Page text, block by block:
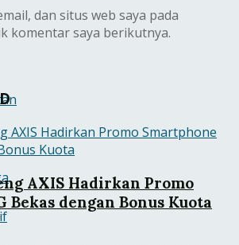
dan situs web saya pada
komentar saya berikutnya.
AXIS Hadirkan Promo
Bekas dengan Bonus Kuota